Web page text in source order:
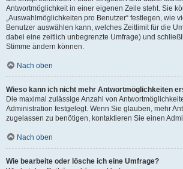
Antwortmöglichkeit in einer eigenen Zeile steht. Sie
„Auswahlmöglichkeiten pro Benutzer“ festlegen, wie
Benutzer auswählen kann, welches Zeitlimit für die
dabei eine zeitlich unbegrenzte Umfrage) und
Stimme ändern können.
Nach oben
Wieso kann ich nicht mehr Antwortmöglichkeiten
Die maximal zulässige Anzahl von
Administration festgelegt. Wenn Sie glauben, mehr
zugelassen zu benötigen, kontaktieren Sie einen
Nach oben
Wie bearbeite oder lösche ich eine Umfrage?